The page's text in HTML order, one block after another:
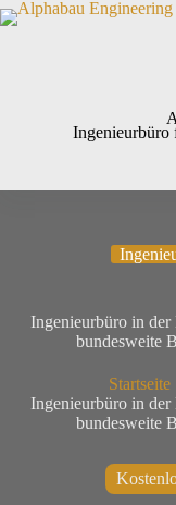
Ingenieurbüro
Ingenieurbüro in
bundesweite
Startseite
Ingenieurbüro in
bundesweite